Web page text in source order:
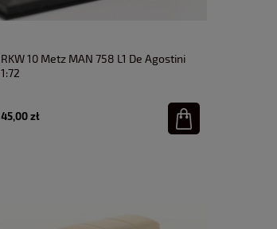
RKW 10 Metz MAN 758 L1 De Agostini
1:72
45,00 zł